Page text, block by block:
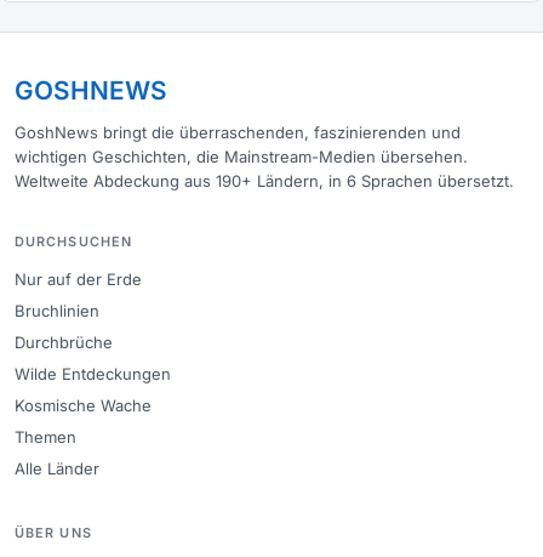
GOSHNEWS
GoshNews bringt die überraschenden, faszinierenden und
wichtigen Geschichten, die Mainstream-Medien übersehen.
Weltweite Abdeckung aus 190+ Ländern, in 6 Sprachen übersetzt.
DURCHSUCHEN
Nur auf der Erde
Bruchlinien
Durchbrüche
Wilde Entdeckungen
Kosmische Wache
Themen
Alle Länder
ÜBER UNS